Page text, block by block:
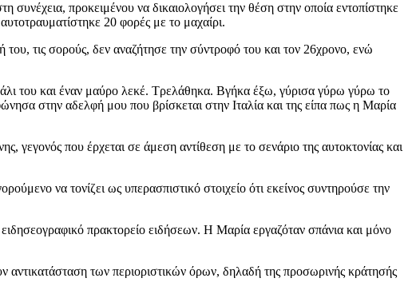
συνέχεια, προκειμένου να δικαιολογήσει την θέση στην οποία εντοπίστηκε
20 φορές με το μαχαίρι.
τις σορούς, δεν αναζήτησε την σύντροφό του και τον 26χρονο, ενώ
του και έναν μαύρο λεκέ. Τρελάθηκα. Βγήκα έξω, γύρισα γύρω γύρω το
στην αδελφή μου που βρίσκεται στην Ιταλία και της είπα πως η Μαρία
γεγονός που έρχεται σε άμεση αντίθεση με το σενάριο της αυτοκτονίας και
να τονίζει ως υπερασπιστικό στοιχείο ότι εκείνος συντηρούσε την
πρακτορείο ειδήσεων. Η Μαρία εργαζόταν σπάνια και μόνο
αντικατάσταση των περιοριστικών όρων, δηλαδή της προσωρινής κράτησής